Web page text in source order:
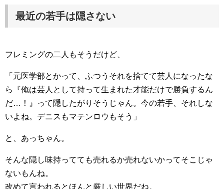
最近の若手は隠さない
フレミングの二人もそうだけど、
「元医学部とかって、ふつうそれを捨てて芸人になったな
ら『俺は芸人として持って生まれた才能だけで勝負するん
だ…！』って隠したがりそうじゃん。今の若手、それしな
いよね。デニスもマテンロウもそう」
と、あっちゃん。
そんな隠し味持ってても売れるか売れないかってそこじゃ
ないもんね。
改めて言われるとほんと厳しい世界だね。